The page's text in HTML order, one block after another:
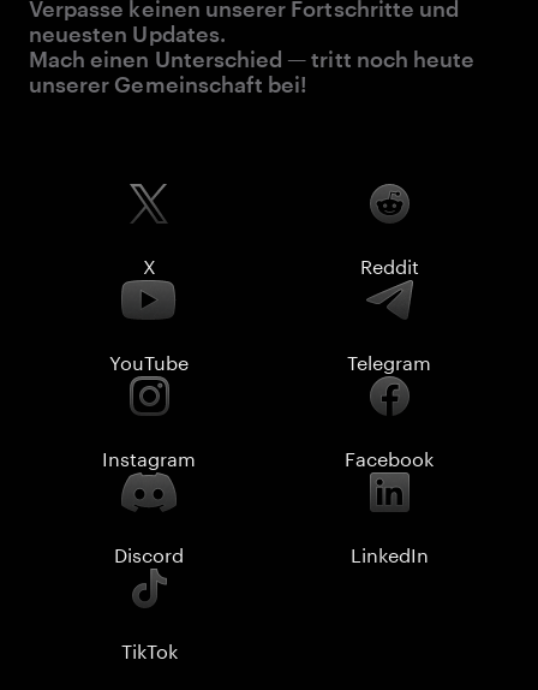
Verpasse keinen unserer Fortschritte und
neuesten Updates.
Mach einen Unterschied — tritt noch heute
unserer Gemeinschaft bei!
X Reddit
YouTube Telegram
Instagram Facebook
Discord LinkedIn
TikTok